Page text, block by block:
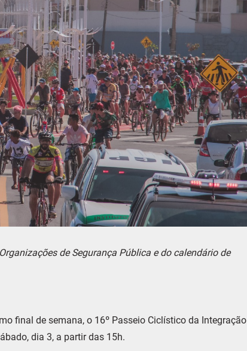
de Segurança Pública e do calendário de
final de semana, o 16º Passeio Ciclístico da Integração
dia 3, a partir das 15h.